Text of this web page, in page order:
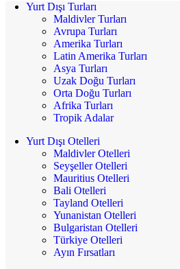
Yurt Dışı Turları
Maldivler Turları
Avrupa Turları
Amerika Turları
Latin Amerika Turları
Asya Turları
Uzak Doğu Turları
Orta Doğu Turları
Afrika Turları
Tropik Adalar
Yurt Dışı Otelleri
Maldivler Otelleri
Seyşeller Otelleri
Mauritius Otelleri
Bali Otelleri
Tayland Otelleri
Yunanistan Otelleri
Bulgaristan Otelleri
Türkiye Otelleri
Ayın Fırsatları